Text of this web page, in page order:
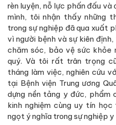
rèn luyện, nỗ lực phấn đấu
mình, tôi nhận thấy những
trong sự nghiệp đã qua xuất
vì người bệnh và sự kiên
chăm sóc, bảo vệ sức khỏe
quý. Và tôi rất trân trọng
tháng làm việc, nghiên cứu
tại Bệnh viện Trung ương
dựng nền tảng y đức, phẩm
kinh nghiệm cùng uy tín
ngọt ý nghĩa trong sự nghiệp y